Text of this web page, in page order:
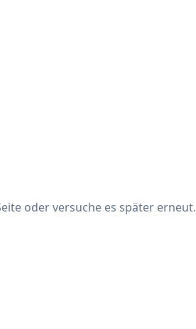
oder versuche es später erneut.